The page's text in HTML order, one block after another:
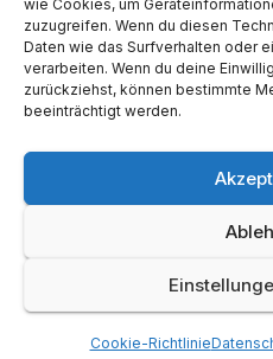
wie Cookies, um
zuzugreifen. Wenn du diesen
Daten wie das Surfverhalten oder
verarbeiten. Wenn du deine
zurückziehst, können bestimmte
beeinträchtigt werden.
Cookie-Richtlinie
News